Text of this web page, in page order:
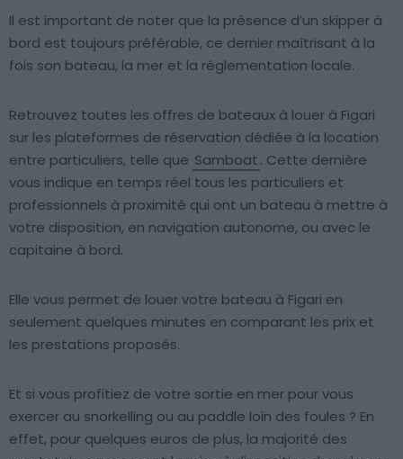
Il est important de noter que la présence d’un skipper à
bord est toujours préférable, ce dernier maîtrisant à la
fois son bateau, la mer et la réglementation locale.
Retrouvez toutes les offres de bateaux à louer à Figari
sur les plateformes de réservation dédiée à la location
entre particuliers, telle que Samboat. Cette dernière
vous indique en temps réel tous les particuliers et
professionnels à proximité qui ont un bateau à mettre à
votre disposition, en navigation autonome, ou avec le
capitaine à bord.
Elle vous permet de louer votre bateau à Figari en
seulement quelques minutes en comparant les prix et
les prestations proposés.
Et si vous profitiez de votre sortie en mer pour vous
exercer au snorkelling ou au paddle loin des foules ? En
effet, pour quelques euros de plus, la majorité des